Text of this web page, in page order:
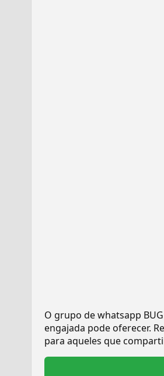
O grupo de whatsapp
engajada pode oferecer.
para aqueles que